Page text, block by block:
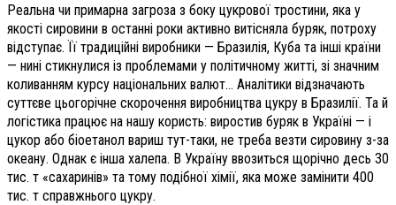
Реальна чи примарна загроза з боку цукрової тростини, яка у
якості сировини в останні роки активно витісняла буряк, потроху
відступає. Її традиційні виробники — Бразилія, Куба та інші країни
— нині стикнулися із проблемами у політичному житті, зі значним
коливанням курсу національних валют… Аналітики відзначають
суттєве цьогорічне скорочення виробництва цукру в Бразилії. Та й
логістика працює на нашу користь: виростив буряк в Україні — і
цукор або біоетанол вариш тут-таки, не треба везти сировину з-за
океану. Однак є інша халепа. В Україну ввозиться щорічно десь 30
тис. т «сахаринів» та тому подібної хімії, яка може замінити 400
тис. т справжнього цукру.